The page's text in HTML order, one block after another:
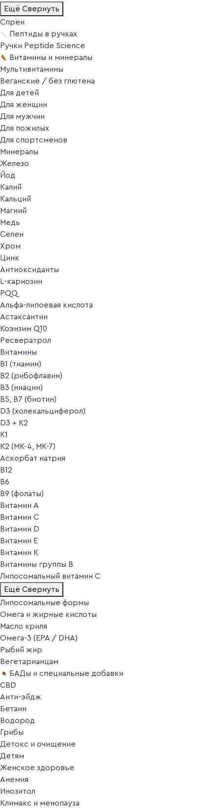
Ещё Свернуть
Спреи
Пептиды в ручках
Ручки Peptide Science
Витамины и минералы
Мультивитамины
Веганские / без глютена
Для детей
Для женщин
Для мужчин
Для пожилых
Для спортсменов
Минералы
Железо
Йод
Калий
Кальций
Магний
Медь
Селен
Хром
Цинк
Антиоксиданты
L-карнозин
PQQ
Альфа-липоевая кислота
Астаксантин
Коэнзим Q10
Ресвератрол
Витамины
B1 (тиамин)
B2 (рибофлавин)
B3 (ниацин)
B5, B7 (биотин)
D3 (холекальциферол)
D3 + K2
K1
K2 (MK-4, MK-7)
Аскорбат натрия
В12
В6
В9 (фолаты)
Витамин A
Витамин C
Витамин D
Витамин E
Витамин K
Витамины группы B
Липосомальный витамин C
Ещё Свернуть
Липосомальные формы
Омега и жирные кислоты
Масло криля
Омега-3 (EPA / DHA)
Рыбий жир
Вегетарианцам
БАДы и специальные добавки
CBD
Анти-эйдж
Бетаин
Водород
Грибы
Детокс и очищение
Детям
Женское здоровье
Анемия
Инозитол
Климакс и менопауза